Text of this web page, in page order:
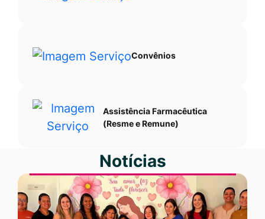
Convênios
Assistência Farmacêutica
(Resme e Remune)
Notícias